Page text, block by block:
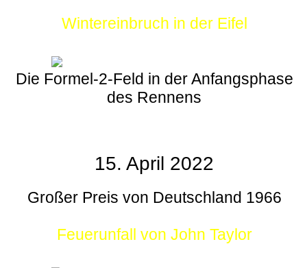
Wintereinbruch in der Eifel
Die Formel-2-Feld in der Anfangsphase
des Rennens
15. April 2022
Großer Preis von Deutschland 1966
Feuerunfall von John Taylor